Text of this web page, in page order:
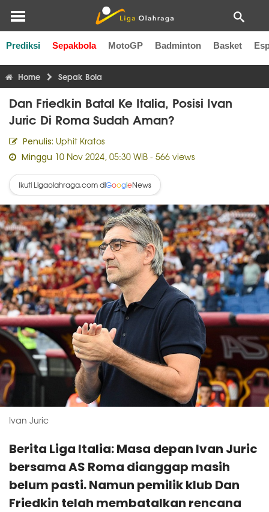
Prediksi Sepakbola MotoGP Badminton Basket
Liga Inggris Liga Italia Liga Spanyol Liga Perancis
Home Sepak Bola
Dan Friedkin Batal Ke Italia, Posisi Ivan
Juric Di Roma Sudah Aman?
Penulis: Uphit Kratos
Minggu 10 Nov 2024, 05:30 WIB - 566 views
Ikuti Ligaolahraga.com diGoogleNews
Ivan Juric
Berita Liga Italia: Masa depan Ivan Juric
bersama AS Roma dianggap masih
belum pasti. Namun pemilik klub Dan
Friedkin telah membatalkan rencana